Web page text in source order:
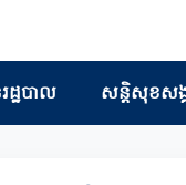
ដ្ឋបាល សន្តិសុខសង្